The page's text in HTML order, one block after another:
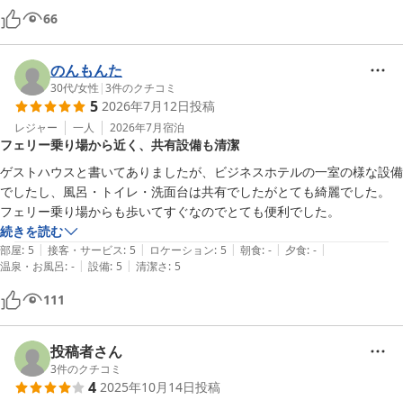
66
のんもんた
30代/女性 |3件のクチコミ
5 2026年7月12日投稿
レジャー 一人 2026年7月宿泊
フェリー乗り場から近く、共有設備も清潔
ゲストハウスと書いてありましたが、ビジネスホテルの一室の様な設備
でしたし、風呂・トイレ・洗面台は共有でしたがとても綺麗でした。
フェリー乗り場からも歩いてすぐなのでとても便利でした。
続きを読む
部屋: 5 | 接客・サービス: 5 | ロケーション: 5 | 朝食: - | 夕食: - |
温泉・お風呂: - | 設備: 5 | 清潔さ: 5
111
投稿者さん
3件のクチコミ
4 2025年10月14日投稿